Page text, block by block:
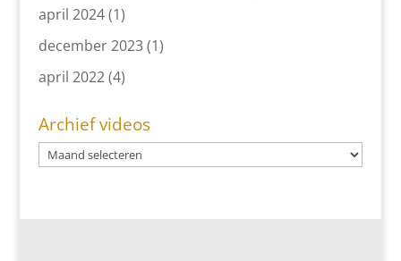
april 2024(1)
december 2023(1)
april 2022(4)
Archief videos